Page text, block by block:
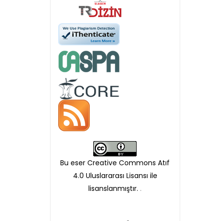
Öndenetimden geçen
makaleler için, 100 Avro
Makale İşletim Ücreti (APC)
alınmaktadır.
Hakem sürecine alınacak
makaleler için yazarlara
APC ödeme bilgi mesajı
iletilmektedir.
Bu eser Creative Commons Atıf
4.0 Uluslararası Lisansı ile
lisanslanmıştır. .